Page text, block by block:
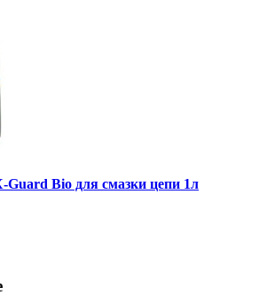
Bio для смазки цепи 1л